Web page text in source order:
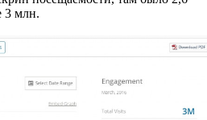
3 млн.